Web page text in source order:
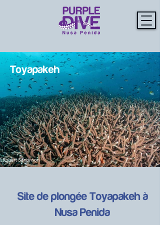
Toyapakeh
Site de plongée Toyapakeh à
Nusa Penida